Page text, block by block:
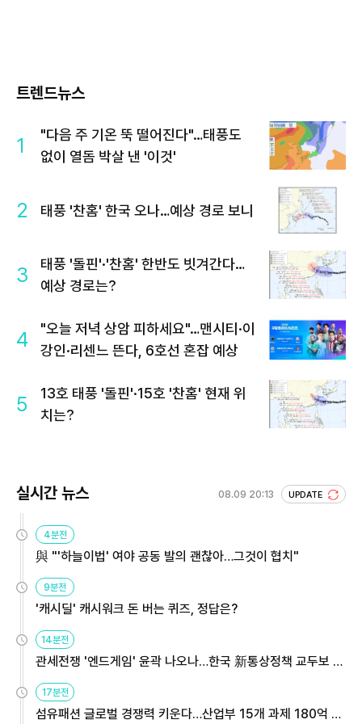
트렌드뉴스
1
"다음 주 기온 뚝 떨어진다"…태풍도
없이 열돔 박살 낸 '이것'
2 태풍 '찬홈' 한국 오나…예상 경로 보니
3
태풍 '돌핀'·'찬홈' 한반도 빗겨간다…
예상 경로는?
4
"오늘 저녁 상암 피하세요"…맨시티·이
강인·리센느 뜬다, 6호선 혼잡 예상
5
13호 태풍 '돌핀'·15호 '찬홈' 현재 위
치는?
실시간 뉴스 08.09 20:13 UPDATE
4분전
與 "'하늘이법' 여야 공동 발의 괜찮아…그것이 협치"
9분전
'캐시딜' 캐시워크 돈 버는 퀴즈, 정답은?
14분전
관세전쟁 '엔드게임' 윤곽 나오나…한국 新통상정책 교두보 활
용해야
17분전
섬유패션 글로벌 경쟁력 키운다…산업부 15개 과제 180억 지